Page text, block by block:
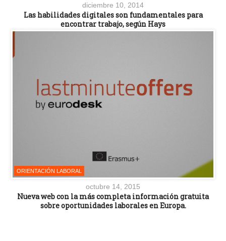
diciembre 10, 2014
Las habilidades digitales son fundamentales para
encontrar trabajo, según Hays
ORIENTACIÓN LABORAL
octubre 14, 2015
Nueva web con la más completa información gratuita
sobre oportunidades laborales en Europa.